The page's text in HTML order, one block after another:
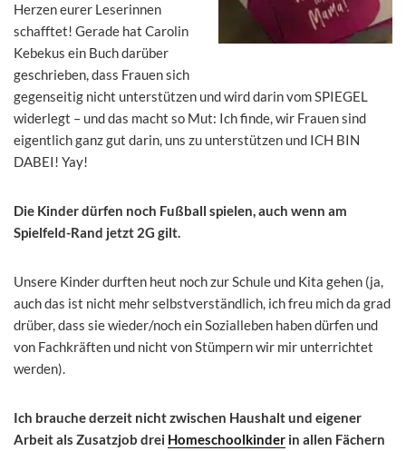
Herzen eurer Leserinnen
schafftet! Gerade hat Carolin
Kebekus ein Buch darüber
geschrieben, dass Frauen sich
gegenseitig nicht unterstützen und wird darin vom SPIEGEL
widerlegt – und das macht so Mut: Ich finde, wir Frauen sind
eigentlich ganz gut darin, uns zu unterstützen und ICH BIN
DABEI! Yay!
Die Kinder dürfen noch Fußball spielen, auch wenn am
Spielfeld-Rand jetzt 2G gilt.
Unsere Kinder durften heut noch zur Schule und Kita gehen (ja,
auch das ist nicht mehr selbstverständlich, ich freu mich da grad
drüber, dass sie wieder/noch ein Sozialleben haben dürfen und
von Fachkräften und nicht von Stümpern wir mir unterrichtet
werden).
Ich brauche derzeit nicht zwischen Haushalt und eigener
Arbeit als Zusatzjob drei Homeschoolkinder in allen Fächern